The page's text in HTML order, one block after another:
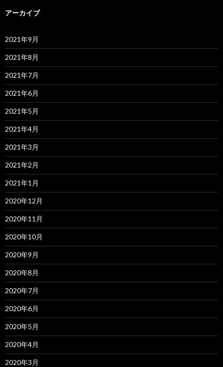
アーカイブ
2021年9月
2021年8月
2021年7月
2021年6月
2021年5月
2021年4月
2021年3月
2021年2月
2021年1月
2020年12月
2020年11月
2020年10月
2020年9月
2020年8月
2020年7月
2020年6月
2020年5月
2020年4月
2020年3月